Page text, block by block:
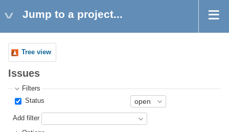
Jump to a project...
Tree view
Issues
Filters
Status
Add filter